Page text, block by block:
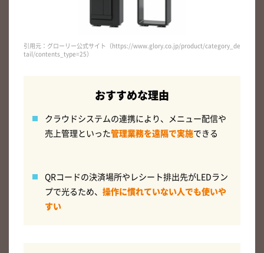
引用元：グローリー公式サイト（https://www.glory.co.jp/product/category_de
tail/contents_type=25）
おすすめな理由
クラウドシステムの連携により、メニュー配信や
売上管理といった管理業務を遠隔で実施できる
QRコードの決済場所やレシート排出先がLEDラン
プで光るため、 操作に慣れていない人でも使いや
すい